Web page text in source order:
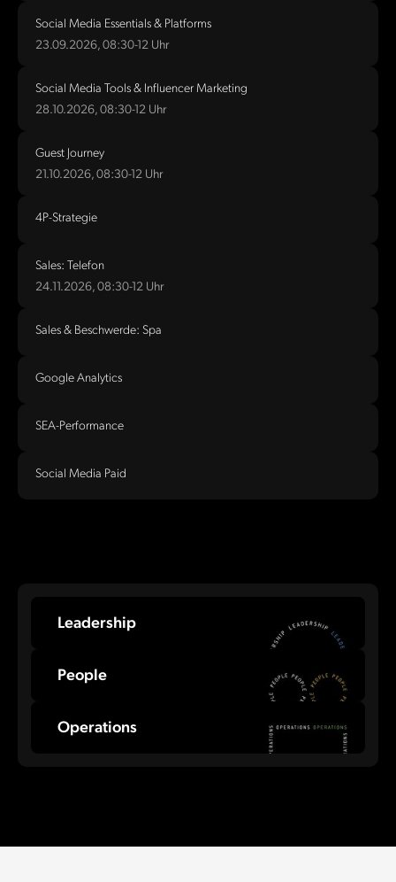
Social Media Essentials & Platforms
23.09.2026, 08:30-12 Uhr
Social Media Tools & Influencer Marketing
28.10.2026, 08:30-12 Uhr
Guest Journey
21.10.2026, 08:30-12 Uhr
4P-Strategie
Sales: Telefon
24.11.2026, 08:30-12 Uhr
Sales & Beschwerde: Spa
Google Analytics
SEA-Performance
Social Media Paid
Leadership
People
Operations